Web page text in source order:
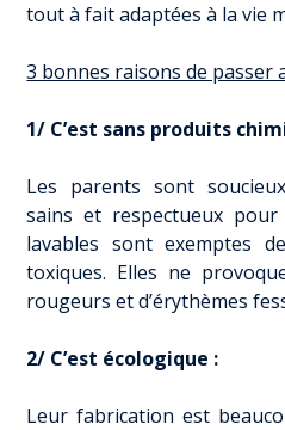
tout à fait adaptées à la vie
3 bonnes raisons de passer
1/ C’est sans produits
Les parents sont
sains et respectueux
lavables sont exemptes
toxiques. Elles ne
rougeurs et d’érythèmes
2/ C’est écologique :
Leur fabrication est